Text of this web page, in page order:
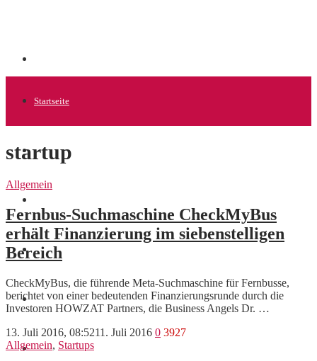
Startseite
Allgemein
News
Finanzen
Marketing
startup
Allgemein
Fernbus-Suchmaschine CheckMyBus
erhält Finanzierung im siebenstelligen
Bereich
CheckMyBus, die führende Meta-Suchmaschine für Fernbusse,
berichtet von einer bedeutenden Finanzierungsrunde durch die
Investoren HOWZAT Partners, die Business Angels Dr. …
13. Juli 2016, 08:5211. Juli 2016 0 3927
Allgemein, Startups